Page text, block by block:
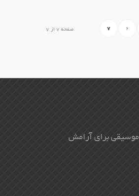
صفحه 7 از 7 6
7
موسیقی برای آرامش